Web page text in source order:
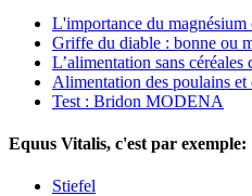
L'importance du magnésium
Griffe du diable : bonne ou
L’alimentation sans céréales
Alimentation des poulains et
Test : Bridon MODENA
Equus Vitalis, c'est par exemple:
Stiefel